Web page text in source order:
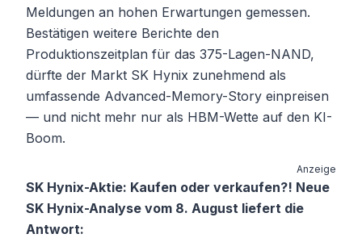
Meldungen an hohen Erwartungen gemessen.
Bestätigen weitere Berichte den
Produktionszeitplan für das 375-Lagen-NAND,
dürfte der Markt SK Hynix zunehmend als
umfassende Advanced-Memory-Story einpreisen
— und nicht mehr nur als HBM-Wette auf den KI-
Boom.
Anzeige
SK Hynix-Aktie: Kaufen oder verkaufen?! Neue
SK Hynix-Analyse vom 8. August liefert die
Antwort: